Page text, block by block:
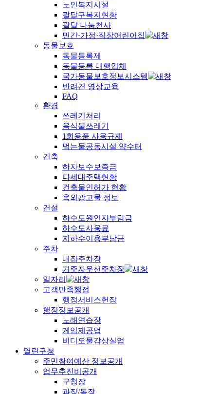
노인복지시설
팔달구복지현황
팔달 나눔천사
민간·가정·직장어린이집
동물보호
동물등록제
동물등록 대행업체
국가동물보호정보시스템
반려견 영상교육
FAQ
환경
쓰레기처리
음식물쓰레기
1회용품 사용규제
먹는물공동시설 약수터
건축
하자보수보증금
다세대주택현황
건축물인허가 현황
옥외광고물 정보
건설
하수도원인자부담금
하수도사용료
지하수이용부담금
주차
내집주차장
거주자우선주차장
일자리
고객만족행정
행정서비스헌장
행정정보공개
노래연습장
게임제공업
비디오물감상실업
열린구청
주민참여예산 정보공개
업무추진비공개
구청장
과장/동장